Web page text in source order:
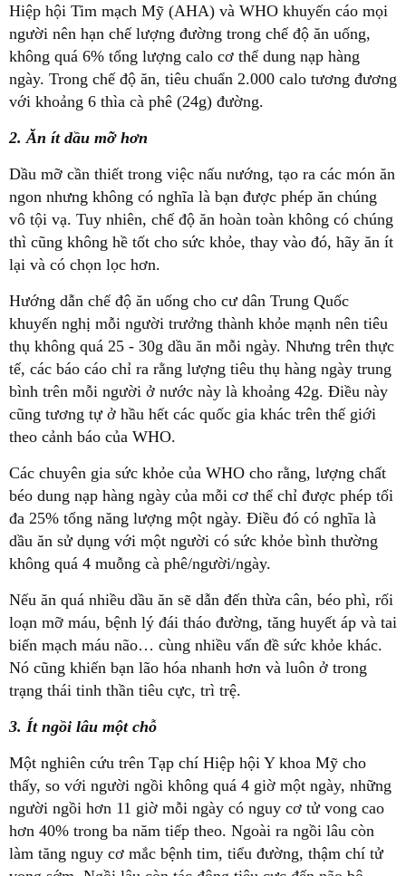
Hiệp hội Tim mạch Mỹ (AHA) và WHO khuyến cáo mọi
người nên hạn chế lượng đường trong chế độ ăn uống,
không quá 6% tổng lượng calo cơ thể dung nạp hàng
ngày. Trong chế độ ăn, tiêu chuẩn 2.000 calo tương đương
với khoảng 6 thìa cà phê (24g) đường.
2. Ăn ít dầu mỡ hơn
Dầu mỡ cần thiết trong việc nấu nướng, tạo ra các món ăn
ngon nhưng không có nghĩa là bạn được phép ăn chúng
vô tội vạ. Tuy nhiên, chế độ ăn hoàn toàn không có chúng
thì cũng không hề tốt cho sức khỏe, thay vào đó, hãy ăn ít
lại và có chọn lọc hơn.
Hướng dẫn chế độ ăn uống cho cư dân Trung Quốc
khuyến nghị mỗi người trưởng thành khỏe mạnh nên tiêu
thụ không quá 25 - 30g dầu ăn mỗi ngày. Nhưng trên thực
tế, các báo cáo chỉ ra rằng lượng tiêu thụ hàng ngày trung
bình trên mỗi người ở nước này là khoảng 42g. Điều này
cũng tương tự ở hầu hết các quốc gia khác trên thế giới
theo cảnh báo của WHO.
Các chuyên gia sức khỏe của WHO cho rằng, lượng chất
béo dung nạp hàng ngày của mỗi cơ thể chỉ được phép tối
đa 25% tổng năng lượng một ngày. Điều đó có nghĩa là
dầu ăn sử dụng với một người có sức khỏe bình thường
không quá 4 muỗng cà phê/người/ngày.
Nếu ăn quá nhiều dầu ăn sẽ dẫn đến thừa cân, béo phì, rối
loạn mỡ máu, bệnh lý đái tháo đường, tăng huyết áp và tai
biến mạch máu não… cùng nhiều vấn đề sức khỏe khác.
Nó cũng khiến bạn lão hóa nhanh hơn và luôn ở trong
trạng thái tinh thần tiêu cực, trì trệ.
3. Ít ngồi lâu một chỗ
Một nghiên cứu trên Tạp chí Hiệp hội Y khoa Mỹ cho
thấy, so với người ngồi không quá 4 giờ một ngày, những
người ngồi hơn 11 giờ mỗi ngày có nguy cơ tử vong cao
hơn 40% trong ba năm tiếp theo. Ngoài ra ngồi lâu còn
làm tăng nguy cơ mắc bệnh tim, tiểu đường, thậm chí tử